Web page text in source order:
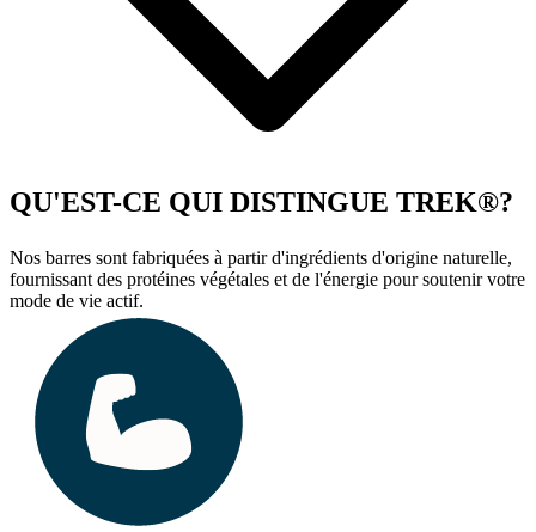
QU'EST-CE QUI DISTINGUE TREK®?
Nos barres sont fabriquées à partir d'ingrédients d'origine naturelle,
fournissant des protéines végétales et de l'énergie pour soutenir votre
mode de vie actif.